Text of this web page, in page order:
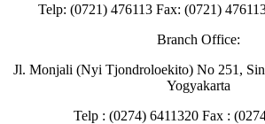
Telp: (0721) 476113 Fax: (0721)
Branch Office:
Jl. Monjali (Nyi Tjondroloekito) No 251,
Yogyakarta
Telp : (0274) 6411320 Fax :